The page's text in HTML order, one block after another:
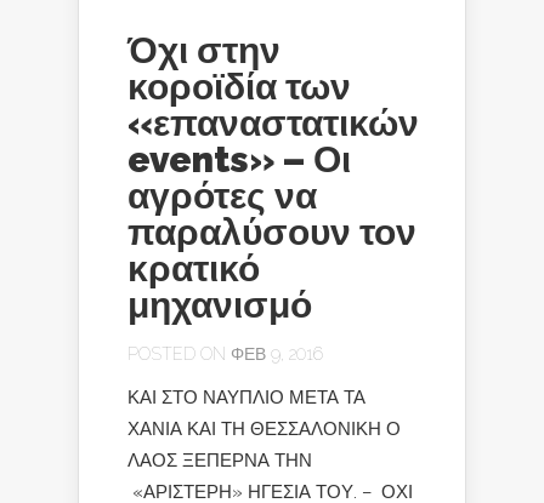
Όχι στην
κοροϊδία των
«επαναστατικών
events» – Οι
αγρότες να
παραλύσουν τον
κρατικό
μηχανισμό
POSTED ON ΦΕΒ 9, 2016
ΚΑΙ ΣΤΟ ΝΑΥΠΛΙΟ ΜΕΤΑ ΤΑ
ΧΑΝΙΑ ΚΑΙ ΤΗ ΘΕΣΣΑΛΟΝΙΚΗ Ο
ΛΑΟΣ ΞΕΠΕΡΝΑ ΤΗΝ
«ΑΡΙΣΤΕΡΗ» ΗΓΕΣΙΑ ΤΟΥ. – ΟΧΙ